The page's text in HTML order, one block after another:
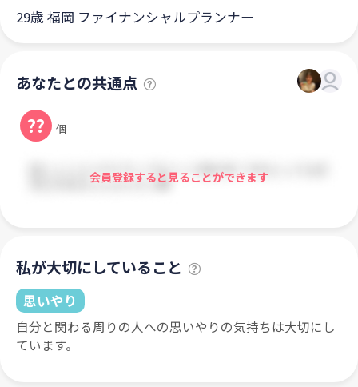
29歳 福岡 ファイナンシャルプランナー
あなたとの共通点
?? 個
会員登録すると見ることができます
私が大切にしていること
思いやり
自分と関わる周りの人への思いやりの気持ちは大切にし
ています。